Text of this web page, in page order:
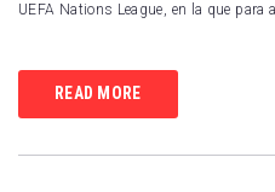
UEFA Nations League, en la que para
READ MORE